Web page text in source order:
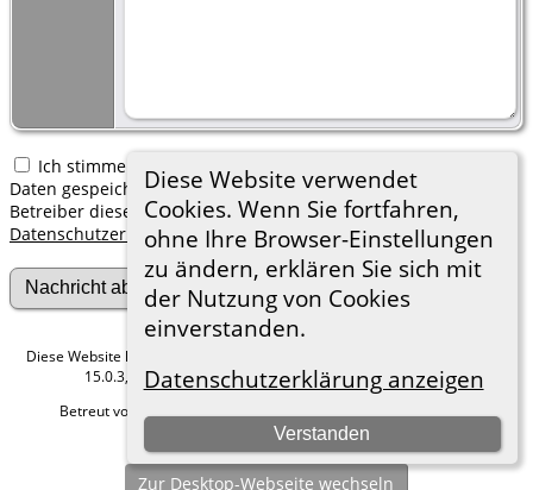
Diese Website verwendet
Cookies. Wenn Sie fortfahren,
ohne Ihre Browser-Einstellungen
zu ändern, erklären Sie sich mit
der Nutzung von Cookies
einverstanden.
Datenschutzerklärung anzeigen
Verstanden
Ich stimme zu, dass meine hier erfassten persönlichen
Daten gespeichert werden. Ich verstehe, dass ich jederzeit den
Betreiber dieser Website bitten kann, diese Daten zu löschen.
Datenschutzerklärung
Diese Website läuft mit
15.0.3, programmiert von Darrin Lythgoe © 2001-2026.
Betreut von
Hier geht es zum Impressum
Zur Desktop-Webseite wechseln